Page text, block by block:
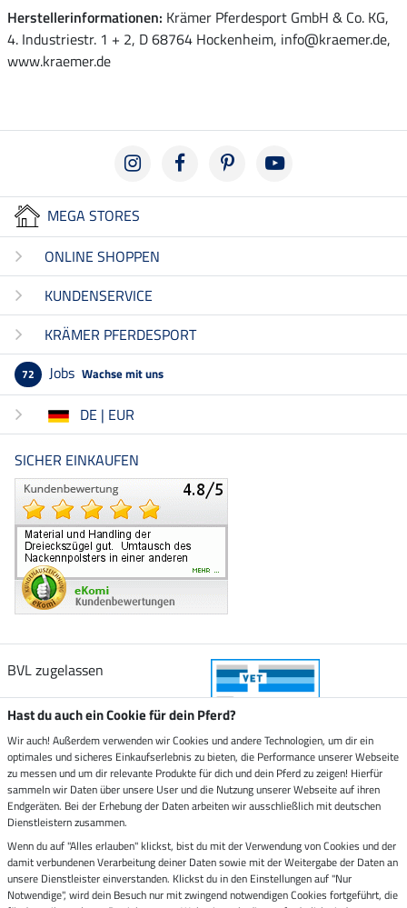
Herstellerinformationen: Krämer Pferdesport GmbH & Co. KG,
4. Industriestr. 1 + 2, D 68764 Hockenheim, info@kraemer.de,
www.kraemer.de
MEGA STORES
ONLINE SHOPPEN
KUNDENSERVICE
KRÄMER PFERDESPORT
72 Jobs Wachse mit uns
DE | EUR
SICHER EINKAUFEN
BVL zugelassen
Zustellung durch
Sicher bezahlen mit
Rechnung Vorkasse
Hast du auch ein Cookie für dein Pferd?
Wir auch! Außerdem verwenden wir Cookies und andere Technologien, um dir ein
optimales und sicheres Einkaufserlebnis zu bieten, die Performance unserer Webseite
zu messen und um dir relevante Produkte für dich und dein Pferd zu zeigen! Hierfür
sammeln wir Daten über unsere User und die Nutzung unserer Webseite auf ihren
Endgeräten. Bei der Erhebung der Daten arbeiten wir ausschließlich mit deutschen
Dienstleistern zusammen.
Wenn du auf "Alles erlauben" klickst, bist du mit der Verwendung von Cookies und der
damit verbundenen Verarbeitung deiner Daten sowie mit der Weitergabe der Daten an
unsere Dienstleister einverstanden. Klickst du in den Einstellungen auf "Nur
Notwendige", wird dein Besuch nur mit zwingend notwendigen Cookies fortgeführt, die